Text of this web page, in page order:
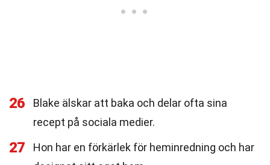
26
Blake älskar att baka och delar ofta sina
recept på sociala medier.
27
Hon har en förkärlek för heminredning och har